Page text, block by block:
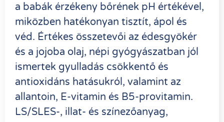
a babák érzékeny bőrének pH értékével,
miközben hatékonyan tisztít, ápol és
véd. Értékes összetevői az édesgyökér
és a jojoba olaj, népi gyógyászatban jól
ismertek gyulladás csökkentő és
antioxidáns hatásukról, valamint az
allantoin, E-vitamin és B5-provitamin.
LS/SLES-, illat- és színezőanyag,